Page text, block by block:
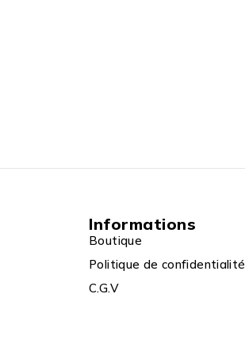
Informations
Boutique
Politique de confidentialité
C.G.V